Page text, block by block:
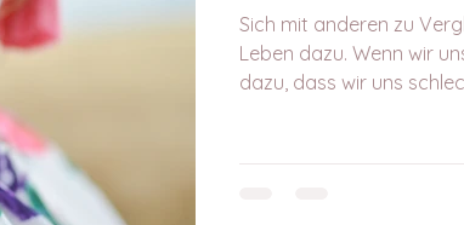
Sich mit anderen zu
Leben dazu. Wenn wir
dazu, dass wir uns